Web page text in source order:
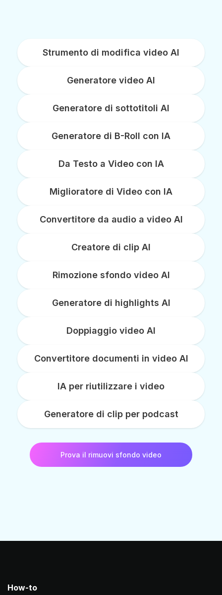
Strumento di modifica video AI
Generatore video AI
Generatore di sottotitoli AI
Generatore di B-Roll con IA
Da Testo a Video con IA
Miglioratore di Video con IA
Convertitore da audio a video AI
Creatore di clip AI
Rimozione sfondo video AI
Generatore di highlights AI
Doppiaggio video AI
Convertitore documenti in video AI
IA per riutilizzare i video
Generatore di clip per podcast
Prova il rimuovi sfondo video
How-to